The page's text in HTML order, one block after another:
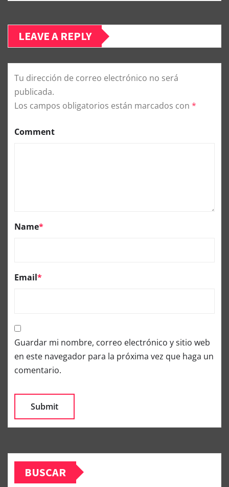
LEAVE A REPLY
Tu dirección de correo electrónico no será
publicada.
Los campos obligatorios están marcados con *
Comment
Name*
Email*
Guardar mi nombre, correo electrónico y sitio web
en este navegador para la próxima vez que haga un
comentario.
BUSCAR